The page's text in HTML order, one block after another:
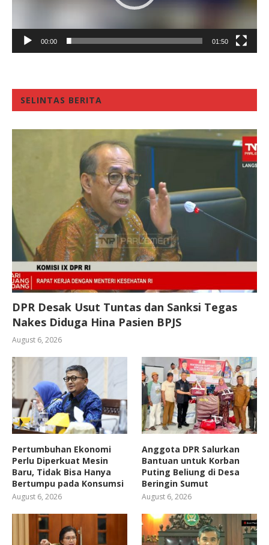
00:00 01:50
SELINTAS BERITA
DPR Desak Usut Tuntas dan Sanksi Tegas
Nakes Diduga Hina Pasien BPJS
August 6, 2026
Pertumbuhan Ekonomi
Perlu Diperkuat Mesin
Baru, Tidak Bisa Hanya
Bertumpu pada Konsumsi
August 6, 2026
Anggota DPR Salurkan
Bantuan untuk Korban
Puting Beliung di Desa
Beringin Sumut
August 6, 2026